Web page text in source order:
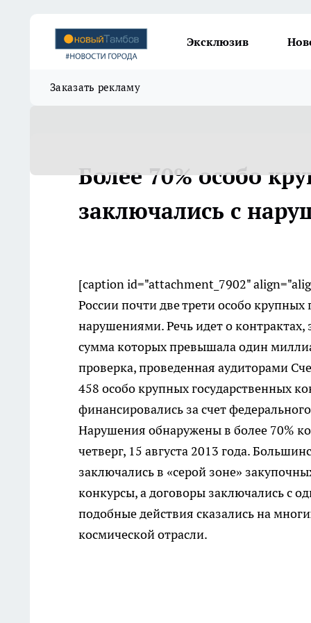
Эксклюзив
Заказать рекламу
Более 70% особо
заключались с
[caption id="attachment_7902"
России почти две трети особо
нарушениями. Речь идет о
сумма которых превышала один
проверка, проведенная аудиторами
458 особо крупных государственных
финансировались за счет
Нарушения обнаружены в более 70%
четверг, 15 августа 2013 года.
заключались в «серой зоне»
конкурсы, а договоры заключались с
подобные действия сказались на
космической отрасли.